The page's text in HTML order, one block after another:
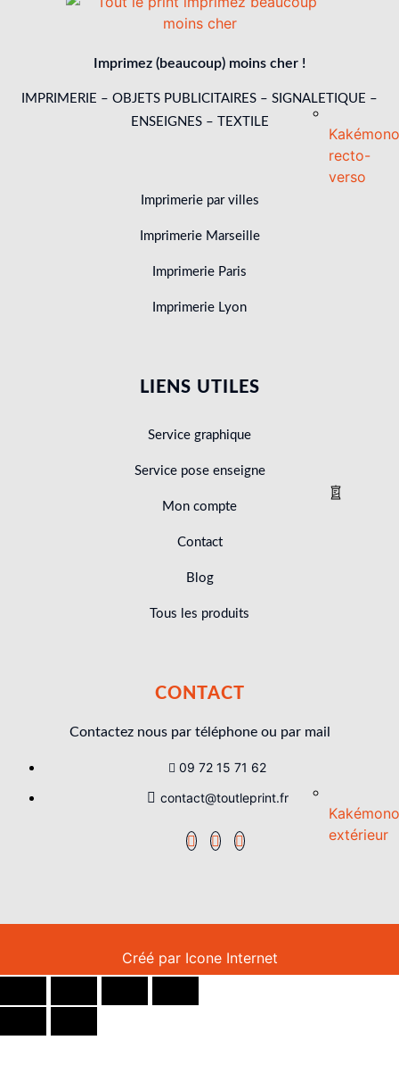
Kakémono
recto-
verso
Kakémono
extérieur
Imprimez (beaucoup) moins cher !
IMPRIMERIE – OBJETS PUBLICITAIRES – SIGNALETIQUE –
ENSEIGNES – TEXTILE
Imprimerie par villes
Imprimerie Marseille
Imprimerie Paris
Imprimerie Lyon
LIENS UTILES
Service graphique
Service pose enseigne
Mon compte
Contact
Blog
Tous les produits
CONTACT
Contactez nous par téléphone ou par mail
09 72 15 71 62
contact@toutleprint.fr
Créé par Icone Internet